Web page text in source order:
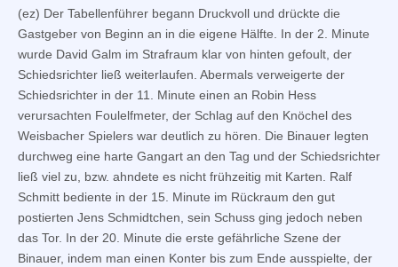
(ez) Der Tabellenführer begann Druckvoll und drückte die
Gastgeber von Beginn an in die eigene Hälfte. In der 2. Minute
wurde David Galm im Strafraum klar von hinten gefoult, der
Schiedsrichter ließ weiterlaufen. Abermals verweigerte der
Schiedsrichter in der 11. Minute einen an Robin Hess
verursachten Foulelfmeter, der Schlag auf den Knöchel des
Weisbacher Spielers war deutlich zu hören. Die Binauer legten
durchweg eine harte Gangart an den Tag und der Schiedsrichter
ließ viel zu, bzw. ahndete es nicht frühzeitig mit Karten. Ralf
Schmitt bediente in der 15. Minute im Rückraum den gut
postierten Jens Schmidtchen, sein Schuss ging jedoch neben
das Tor. In der 20. Minute die erste gefährliche Szene der
Binauer, indem man einen Konter bis zum Ende ausspielte, der